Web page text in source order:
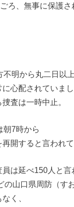
ろ、無事に保護さ
明から丸二日以
心配されていまし
査は一時中止。
朝7時から
開すると言われて
は延べ150人と言
の山口県周防（す
く、